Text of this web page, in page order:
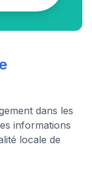
dans les
informations
locale de